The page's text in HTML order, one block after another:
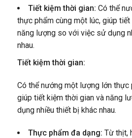
Tiết kiệm thời gian: Có thể
thực phẩm cùng một lúc, giúp
năng lượng so với việc sử dụng
nhau.
Tiết kiệm thời gian:
Có thể nướng một lượng lớn thực
giúp tiết kiệm thời gian và năng
dụng nhiều thiết bị khác nhau.
Thực phẩm đa dạng: Từ thịt,